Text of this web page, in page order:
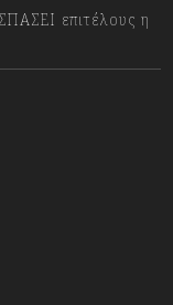
επιτέλους η